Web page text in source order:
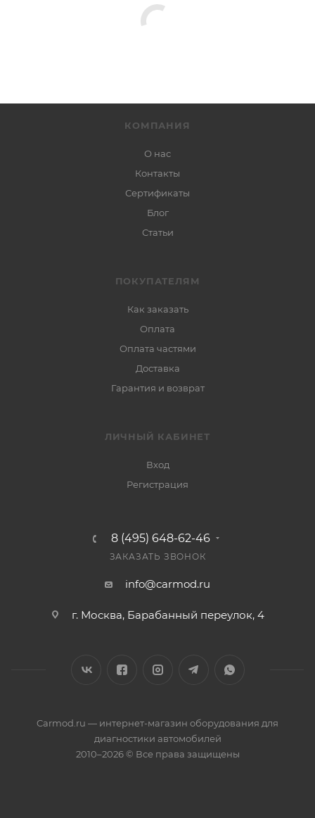
КОМПАНИЯ
О нас
Контакты
Сертификаты
Блог
Статьи
ПОКУПАТЕЛЯМ
Как заказать
Оплата
Оплата частями
Доставка
Гарантия и возврат
ЛИЧНЫЙ КАБИНЕТ
Вход
Регистрация
8 (495) 648-62-46
ЗАКАЗАТЬ ЗВОНОК
info@carmod.ru
г. Москва, Барабанный переулок, 4
Carmod.ru — интернет-магазин оборудования для
диагностики автомобилей
2010–2026 © Все права защищены